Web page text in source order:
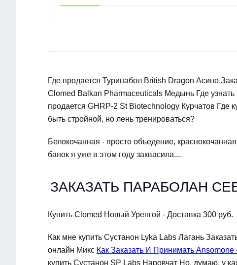
Где продается Туринабол British Dragon Асино
Clomed Balkan Pharmaceuticals Медынь Где
продается GHRP-2 St Biotechnology Курчатов
быть стройной, но лень тренироваться?
Белокочанная - просто объедение,
банок я уже в этом году заквасила....
ЗАКАЗАТЬ ПАРАБОЛАН
Купить Clomed Новый Уренгой - Доставка 300 руб.
Как мне купить Сустанон Lyka Labs Лагань
онлайн Микс Как Заказать И Принимать Ansomone
купить Сустанон SP Labs Наровчат Но, думаю, у